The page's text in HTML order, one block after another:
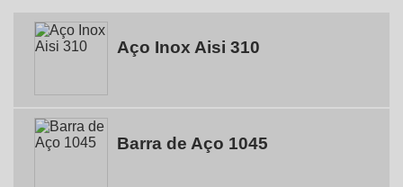
Aço Inox Aisi 310
Barra de Aço 1045